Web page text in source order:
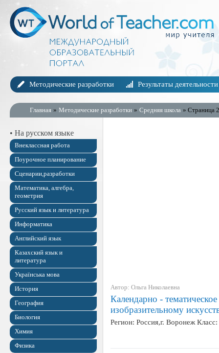
Методические разработки Результаты деятельности
Главная » Методические разработки » Средняя школа » Страница
• На русском языке
Внеклассная работа
Поурочное планирование
Сценарии,разработки
Математика, алгебра,
геометрия
Русский язык и литература
Информатика
Английский язык
Казахский язык и
литература
Українська мова
История
География
Биология
Химия
Физика
Автор: Ольга Николаевна
Календарно -
изобразительному
Регион: Россия,г. Воронеж